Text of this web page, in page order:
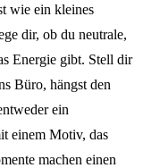
wie ein kleines
dir, ob du neutrale,
Energie gibt. Stell dir
Büro, hängst den
ein
einem Motiv, das
machen einen